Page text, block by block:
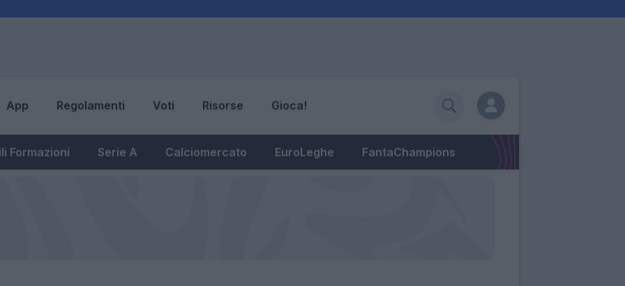
App Regolamenti Voti Risorse Gioca!
Formazioni Serie A Calciomercato EuroLeghe FantaChampions